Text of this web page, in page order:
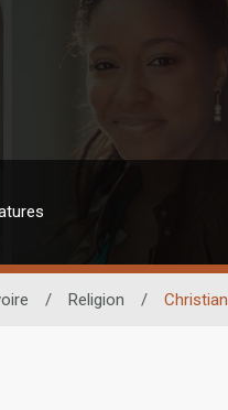
/ Religion / Christian